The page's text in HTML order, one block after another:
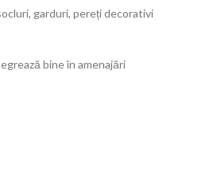
garduri, pereți decorativi
bine în amenajări